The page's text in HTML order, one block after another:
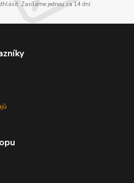
Zasíláme jednou za 14 dní.